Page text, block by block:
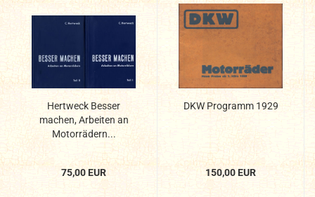
Hertweck Besser
machen, Arbeiten an
Motorrädern...
75,00 EUR
DKW Programm 1929
150,00 EUR